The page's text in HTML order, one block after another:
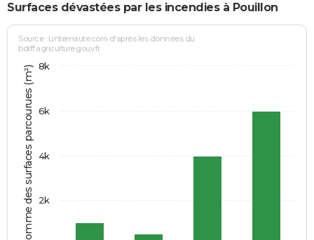
Surfaces dévastées par les incendies à Pouillon
Somme des surfaces parcourues (m²)
Source : Linternaute.com d'après les données du
bdiff.agriculture.gouv.fr
2k
4k
6k
8k